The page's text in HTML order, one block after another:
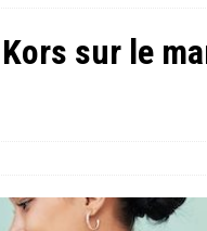
sur le